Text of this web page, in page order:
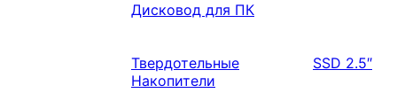
Дисковод для ПК
Твердотельные
Накопители
SSD 2.5″